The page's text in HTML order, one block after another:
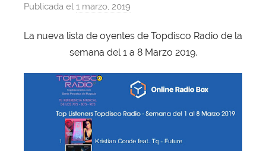
Publicada el 1 marzo, 2019
r
X
v
i
T
b
La nueva lista de oyentes de Topdisco Radio de la
semana del 1 a 8 Marzo 2019.